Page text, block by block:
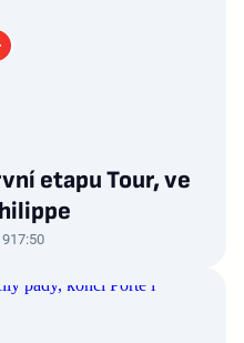
etapu Tour, ve
17:50